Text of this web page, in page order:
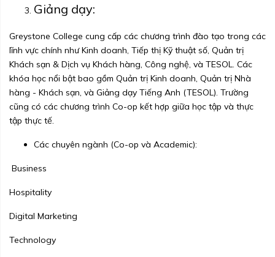
Giảng dạy:
Greystone College cung cấp các chương trình đào tạo trong các
lĩnh vực chính như Kinh doanh, Tiếp thị Kỹ thuật số, Quản trị
Khách sạn & Dịch vụ Khách hàng, Công nghệ, và TESOL. Các
khóa học nổi bật bao gồm Quản trị Kinh doanh, Quản trị Nhà
hàng - Khách sạn, và Giảng dạy Tiếng Anh (TESOL). Trường
cũng có các chương trình Co-op kết hợp giữa học tập và thực
tập thực tế.
Các chuyên ngành (Co-op và Academic):
Business
Hospitality
Digital Marketing
Technology